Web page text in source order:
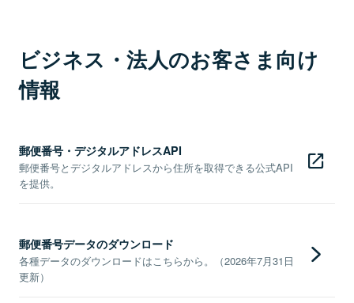
ビジネス・法人のお客さま向け
情報
郵便番号・デジタルアドレスAPI
郵便番号とデジタルアドレスから住所を取得できる公式API
を提供。
郵便番号データのダウンロード
各種データのダウンロードはこちらから。（2026年7月31日
更新）